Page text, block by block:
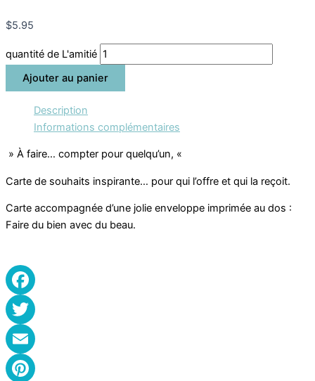
$5.95
quantité de L'amitié
Ajouter au panier
Description
Informations complémentaires
» À faire… compter pour quelqu’un, «
Carte de souhaits inspirante… pour qui l’offre et qui la reçoit.
Carte accompagnée d’une jolie enveloppe imprimée au dos :
Faire du bien avec du beau.
Facebook
Twitter
Email